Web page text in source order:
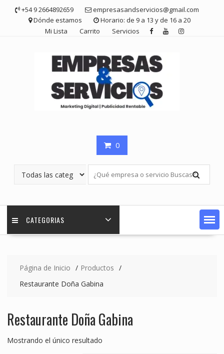
contenido
+54 9 2664892659
empresasandservicios@gmail.com
Dónde estamos
Horario: de 9 a 13 y de 16 a 20
Mi Lista
Carrito Servicios
0
CATEGORIAS
Página de Inicio
Productos
Restaurante Doña Gabina
Restaurante Doña Gabina
Mostrando el único resultado